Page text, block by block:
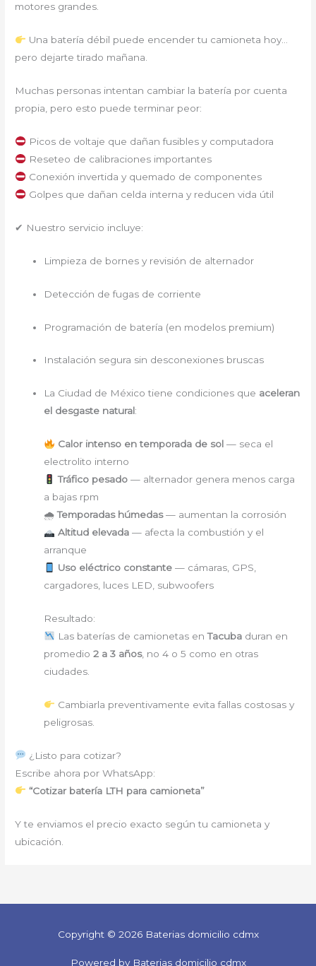
motores grandes.
Una batería débil puede encender tu camioneta hoy…
pero dejarte tirado mañana.
Muchas personas intentan cambiar la batería por cuenta
propia, pero esto puede terminar peor:
Picos de voltaje que dañan fusibles y computadora
Reseteo de calibraciones importantes
Conexión invertida y quemado de componentes
Golpes que dañan celda interna y reducen vida útil
✔ Nuestro servicio incluye:
Limpieza de bornes y revisión de alternador
Detección de fugas de corriente
Programación de batería (en modelos premium)
Instalación segura sin desconexiones bruscas
La Ciudad de México tiene condiciones que aceleran
el desgaste natural:
Calor intenso en temporada de sol— seca el
electrolito interno
Tráfico pesado— alternador genera menos carga
a bajas rpm
🌧Temporadas húmedas— aumentan la corrosión
Altitud elevada— afecta la combustión y el
arranque
Uso eléctrico constante— cámaras, GPS,
cargadores, luces LED, subwoofers
Resultado:
Las baterías de camionetas enTacubaduran en
promedio2 a 3 años, no 4 o 5 como en otras
ciudades.
Cambiarla preventivamente evita fallas costosas y
peligrosas.
¿Listo para cotizar?
Escribe ahora por WhatsApp:
“Cotizar batería LTH para camioneta”
Y te enviamos el precio exacto según tu camioneta y
ubicación.
Copyright © 2026 Baterias domicilio cdmx
Powered by Baterias domicilio cdmx